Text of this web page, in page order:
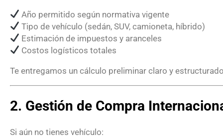
Año permitido según normativa vigente
Tipo de vehículo (sedán, SUV, camioneta, híbrido)
Estimación de impuestos y aranceles
Costos logísticos totales
Te entregamos un cálculo preliminar claro y
2. Gestión de Compra
Si aún no tienes vehículo: